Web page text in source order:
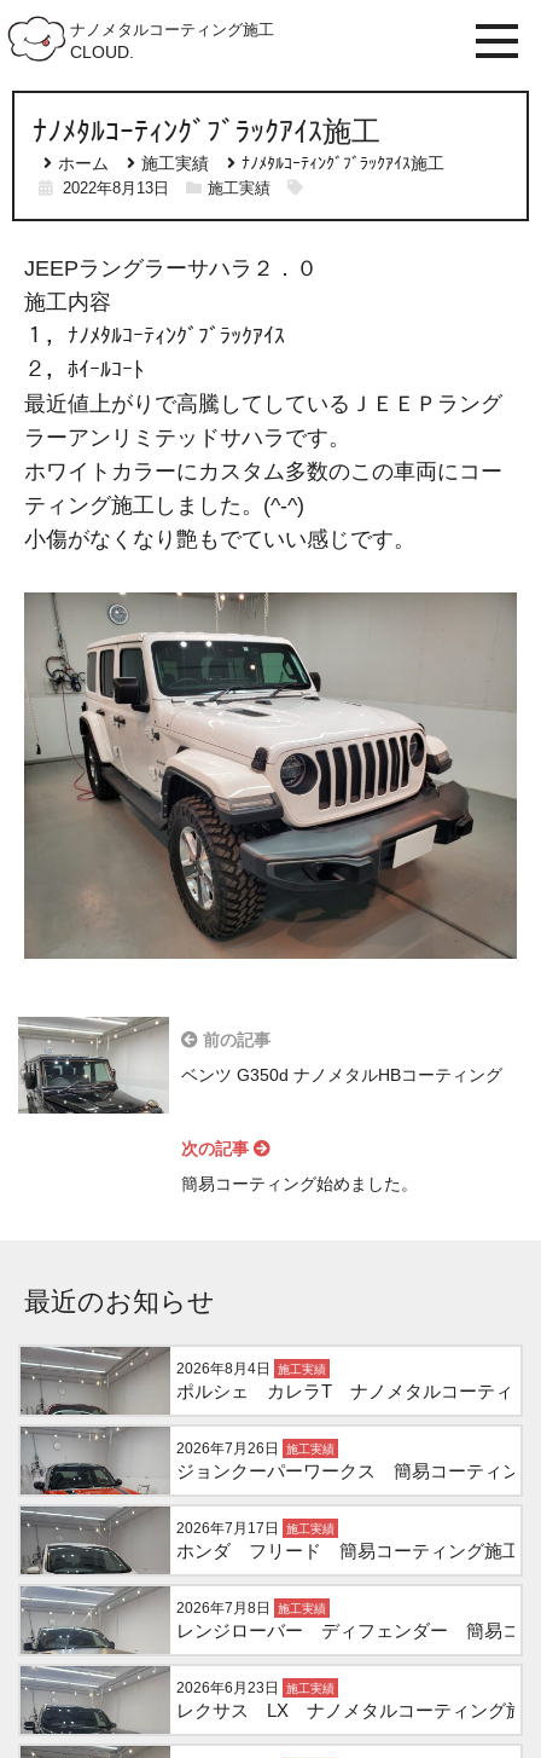
ナノメタルコーティング施工
CLOUD.
ﾅﾉﾒﾀﾙｺｰﾃｨﾝｸﾞﾌﾞﾗｯｸｱｲｽ施工
ホーム 施工実績 ﾅﾉﾒﾀﾙｺｰﾃｨﾝｸﾞﾌﾞﾗｯｸｱｲｽ施工
2022年8月13日 施工実績
JEEPラングラーサハラ２．０
施工内容
１，ﾅﾉﾒﾀﾙｺｰﾃｨﾝｸﾞﾌﾞﾗｯｸｱｲｽ
２，ﾎｲｰﾙｺｰﾄ
最近値上がりで高騰してしているＪＥＥＰラング
ラーアンリミテッドサハラです。
ホワイトカラーにカスタム多数のこの車両にコー
ティング施工しました。(^-^)
小傷がなくなり艶もでていい感じです。
前の記事
ベンツ G350d ナノメタルHBコーティング
次の記事
簡易コーティング始めました。
最近のお知らせ
2026年8月4日 施工実績
ポルシェ カレラT ナノメタルコーティン
2026年7月26日 施工実績
ジョンクーパーワークス 簡易コーティン
2026年7月17日 施工実績
ホンダ フリード 簡易コーティング施工
2026年7月8日 施工実績
レンジローバー ディフェンダー 簡易コー
2026年6月23日 施工実績
レクサス LX ナノメタルコーティング施